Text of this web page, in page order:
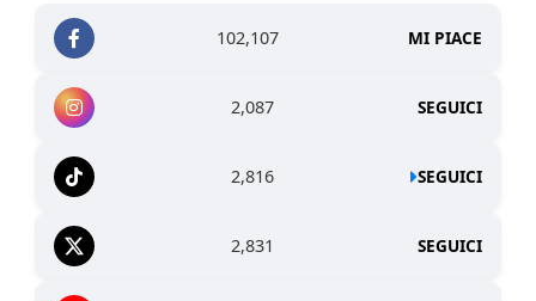
102,107 MI PIACE
2,087 SEGUICI
2,816 SEGUICI
2,831 SEGUICI